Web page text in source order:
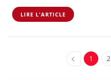
LIRE L'ARTICLE
1 2